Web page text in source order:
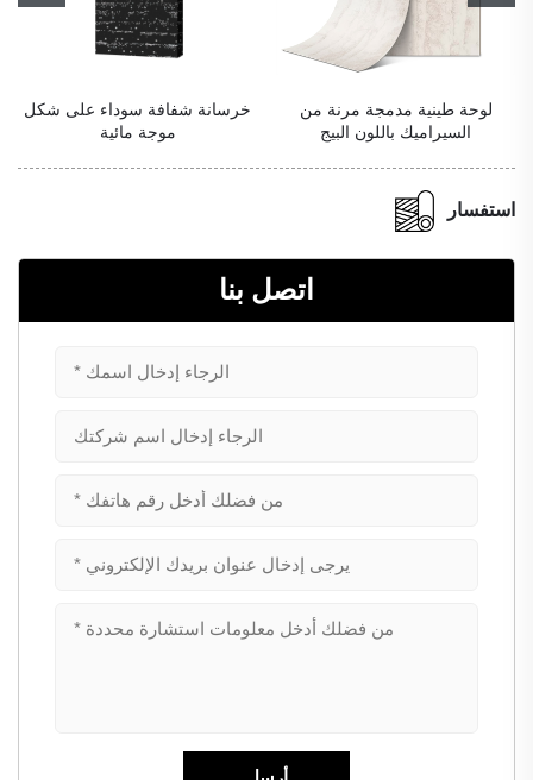
لوحة طينية مدمجة مرنة من
السيراميك باللون البيج
خرسانة شفافة سوداء على شكل
موجة مائية
استفسار
اتصل بنا